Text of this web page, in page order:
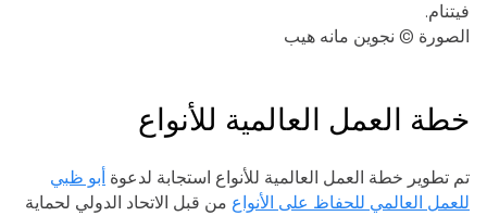
فيتنام.
الصورة © نجوين مانه هيب
خطة العمل العالمية للأنواع
تم تطوير خطة العمل العالمية للأنواع استجابة لدعوة أبو ظبي
للعمل العالمي للحفاظ على الأنواع من قبل الاتحاد الدولي لحماية